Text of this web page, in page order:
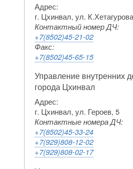
Адрес:
г. Цхинвал, ул.
Контактный номер ДЧ:
+7(8502)45-21-02
Факс:
+7(8502)45-65-15
Управление внутренних
города Цхинвал
Адрес:
г. Цхинвал, ул. Героев, 5
Контактные номера ДЧ:
+7(8502)45-33-24
+7(929)808-12-02
+7(929)808-02-17